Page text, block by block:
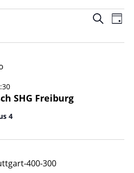
und
SucheTag
SHG Freiburg
4